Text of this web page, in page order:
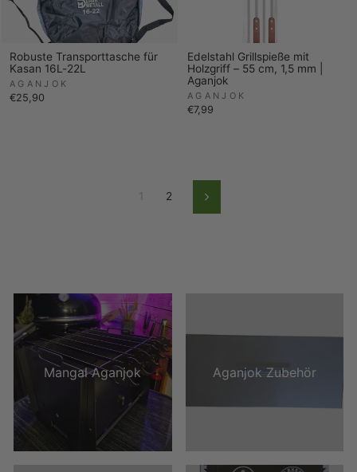
Robuste Transporttasche für
Kasan 16L-22L
AGANJOK
€25,90
Edelstahl Grillspieße mit
Holzgriff – 55 cm, 1,5 mm |
Aganjok
AGANJOK
€7,99
1 2 Vorwärts
Mangal Aganjok Aganjok Zubehör